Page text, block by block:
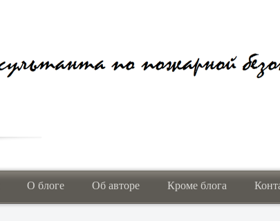
О блоге Об авторе Кроме блога